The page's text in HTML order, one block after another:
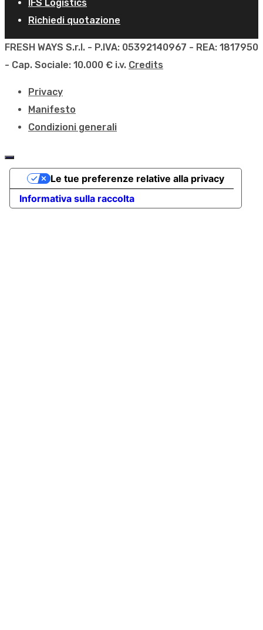
IFS Logistics
Richiedi quotazione
FRESH WAYS S.r.l. - P.IVA: 05392140967 - REA: 1817950
- Cap. Sociale: 10.000 € i.v. Credits
Privacy
Manifesto
Condizioni generali
Informativa sulla raccolta
Le tue preferenze relative alla privacy